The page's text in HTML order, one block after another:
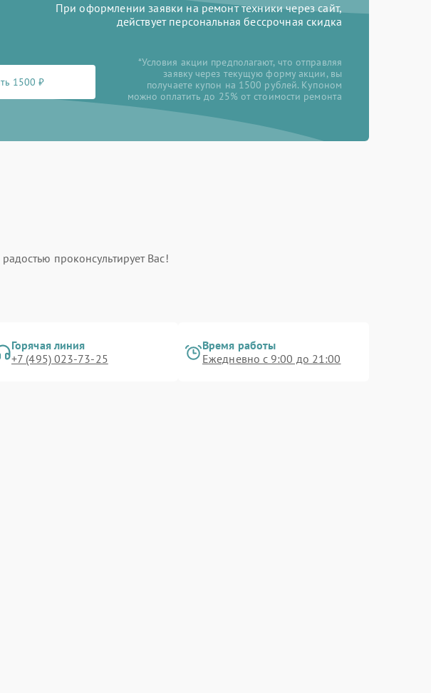
При оформлении заявки на ремонт техники через сайт,
действует персональная бессрочная скидка
1500 ₽
*Условия акции предполагают, что отправляя
заявку через текущую форму акции, вы
получаете купон на 1500 рублей. Купоном
можно оплатить до 25% от стоимости ремонта
проконсультирует Вас!
Горячая линия
+7 (495) 023-73-25
Время работы
Ежедневно с 9:00 до 21:00